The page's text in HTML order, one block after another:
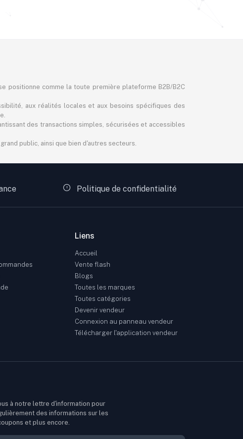
positionne comme la toute première plateforme B2B/B2C
aux réalités locales et aux besoins spécifiques des
des transactions simples, sécurisées et accessibles
public, ainsi que bien d'autres secteurs.
Politique de confidentialité
Liens
Accueil
Vente flash
Blogs
Toutes les marques
Toutes catégories
Devenir vendeur
Connexion au panneau vendeur
Télécharger l'application vendeur
à notre lettre d'information pour
des informations sur les
et plus encore.